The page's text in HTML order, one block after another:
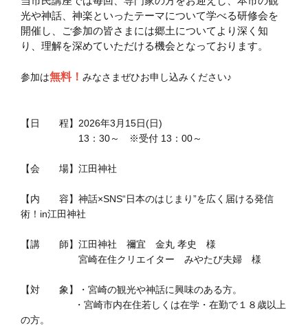
光や神話、神楽といったテーマについて学べる研修会を
開催し、ご参加の皆さまには郷土についてより深く知
り、理解を深めていただける機会となっております。
参加は無料！ みなさまぜひお申し込みください♪
【日 程】2026年3月15日(日)
13：30～ ※受付 13：00～
【会 場】江田神社
【内 容】神話×SNS“日本のはじまり”を広く届ける発信
術！in江田神社
【講 師】江田神社 禰宜 金丸 孝史 様
宮崎在住クリエイター みやたび夫婦 様
【対 象】・宮崎の観光や神話に興味のある方。
・宮崎市内在住若しくは在学・在勤で１８歳以上
の方。